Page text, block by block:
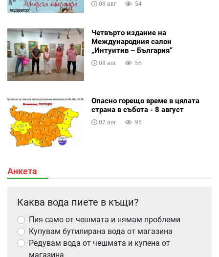
08 авг 54
Четвърто издание на
Международния салон
„Интуитив – България“
08 авг 56
Опасно горещо време в цялата
страна в събота - 8 август
07 авг 95
Анкета
Каква вода пиете в къщи?
Пия само от чешмата и нямам проблеми
Купувам бутилирана вода от магазина
Редувам вода от чешмата и купена от
магазина